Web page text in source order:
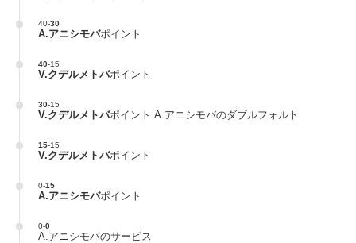
40-30
A.アニシモバポイント
40-15
V.クデルメトバポイント
30-15
V.クデルメトバポイント A.アニシモバのダブルフォルト
15-15
V.クデルメトバポイント
0-15
A.アニシモバポイント
0-0
A.アニシモバのサービス